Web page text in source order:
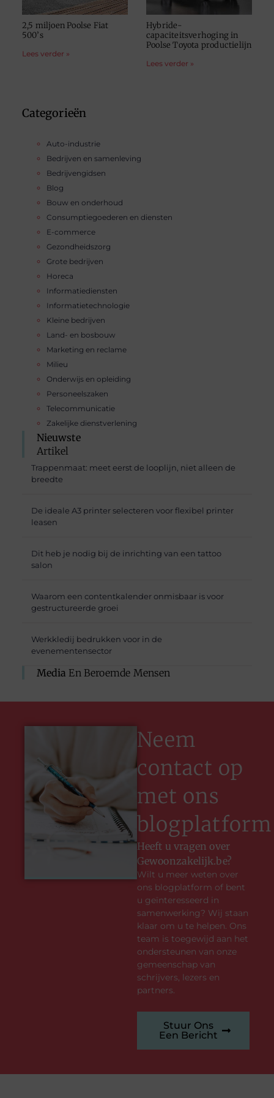
Categorieën
Auto-industrie
Bedrijven en samenleving
Bedrijvengidsen
Blog
Bouw en onderhoud
Consumptiegoederen en diensten
E-commerce
Gezondheidszorg
Grote bedrijven
Horeca
Informatiediensten
Informatietechnologie
Kleine bedrijven
Land- en bosbouw
Marketing en reclame
Milieu
Onderwijs en opleiding
Personeelszaken
Telecommunicatie
Zakelijke dienstverlening
Nieuwste
Artikel
Trappenmaat: meet eerst de looplijn, niet alleen de
breedte
De ideale A3 printer selecteren voor flexibel printer
leasen
Dit heb je nodig bij de inrichting van een tattoo
salon
Waarom een contentkalender onmisbaar is voor
gestructureerde groei
Werkkledij bedrukken voor in de
evenementensector
Media En Beroemde Mensen
2,5 miljoen Poolse Fiat
500’s
Lees verder »
Hybride-
capaciteitsverhoging in
Poolse Toyota productielijn
Lees verder »
Neem
contact op
met ons
blogplatform
Heeft u vragen over
Gewoonzakelijk.be?
Wilt u meer weten over
ons blogplatform of bent
u geïnteresseerd in
samenwerking? Wij staan
klaar om u te helpen. Ons
team is toegewijd aan het
ondersteunen van onze
gemeenschap van
schrijvers, lezers en
partners.
Stuur Ons
Een Bericht